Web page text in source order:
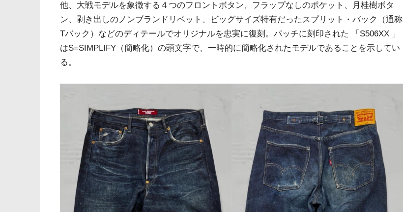
他、大戦モデルを象徴する４つのフロントボタン、フラップなしのポケット、月桂樹ボタ
ン、剥き出しのノンブランドリベット、ビッグサイズ特有だったスプリット・バック（通称
Tバック）などのディテールでオリジナルを忠実に復刻。パッチに刻印された 「S506XX 」
はS=SIMPLIFY（簡略化）の頭文字で、一時的に簡略化されたモデルであることを示してい
る。